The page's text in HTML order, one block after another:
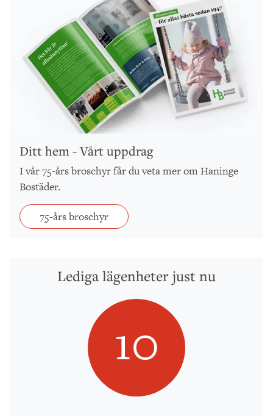
Ditt hem - Vårt uppdrag
I vår 75-års broschyr får du veta mer om Haninge
Bostäder.
75-års broschyr
Lediga lägenheter just nu
10